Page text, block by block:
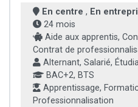
En centre , En
24 mois
Aide aux apprentis,
Contrat de
Alternant, Salarié,
BAC+2, BTS
Apprentissage,
Professionnalisation